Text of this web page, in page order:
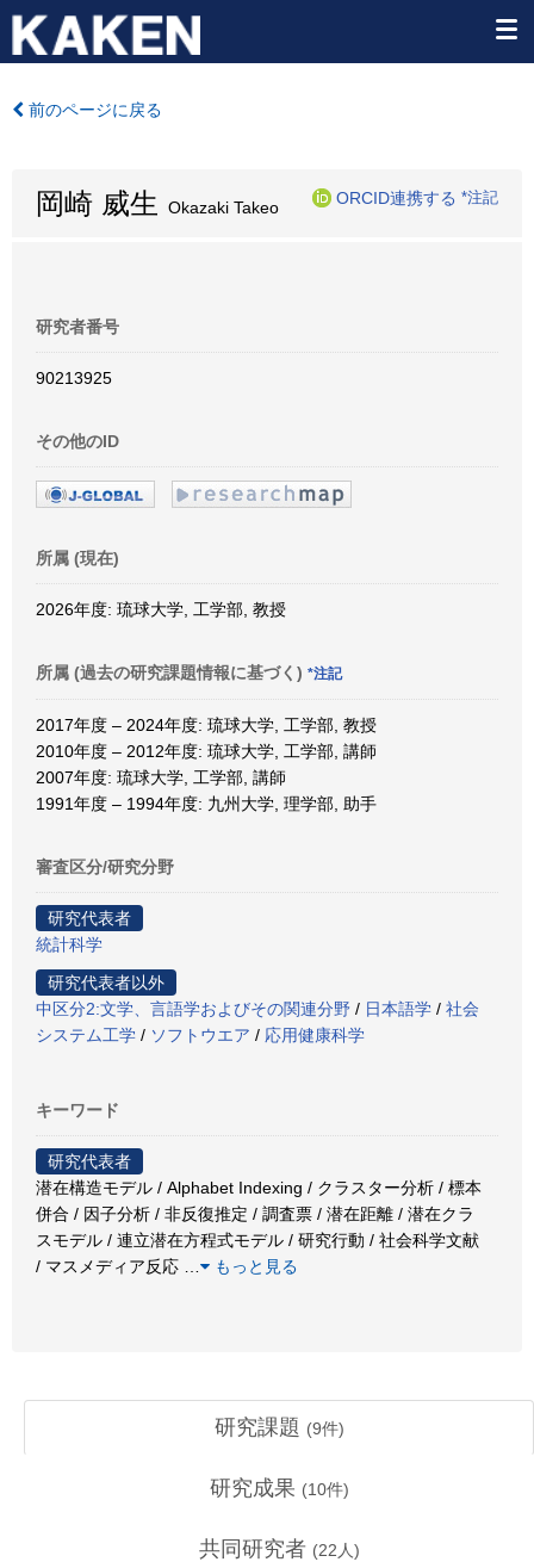
前のページに戻る
岡崎 威生 Okazaki Takeo
ORCID連携する *注記
研究者番号
90213925
その他のID
所属 (現在)
2026年度: 琉球大学, 工学部, 教授
所属 (過去の研究課題情報に基づく) *注記
2017年度 – 2024年度: 琉球大学, 工学部, 教授
2010年度 – 2012年度: 琉球大学, 工学部, 講師
2007年度: 琉球大学, 工学部, 講師
1991年度 – 1994年度: 九州大学, 理学部, 助手
審査区分/研究分野
研究代表者
統計科学
研究代表者以外
中区分2:文学、言語学およびその関連分野 / 日本語学 / 社会
システム工学 / ソフトウエア / 応用健康科学
キーワード
研究代表者
潜在構造モデル / Alphabet Indexing / クラスター分析 / 標本
併合 / 因子分析 / 非反復推定 / 調査票 / 潜在距離 / 潜在クラ
スモデル / 連立潜在方程式モデル / 研究行動 / 社会科学文献
/ マスメディア反応
もっと見る
研究課題 (9件)
研究成果 (10件)
共同研究者 (22 人)